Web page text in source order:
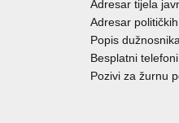
Adresar tijela
Adresar
Popis
Besplatni
Pozivi za žurnu